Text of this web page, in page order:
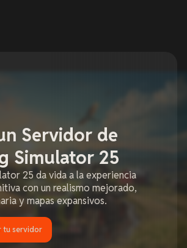
Servidor de
Simulator 25
25 da vida a la experiencia
con un realismo mejorado,
y mapas expansivos.
tu servidor